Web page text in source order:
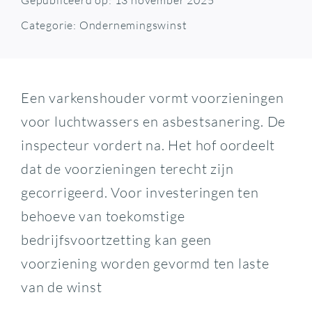
Categorie: Ondernemingswinst
Een varkenshouder vormt voorzieningen
voor luchtwassers en asbestsanering. De
inspecteur vordert na. Het hof oordeelt
dat de voorzieningen terecht zijn
gecorrigeerd. Voor investeringen ten
behoeve van toekomstige
bedrijfsvoortzetting kan geen
voorziening worden gevormd ten laste
van de winst